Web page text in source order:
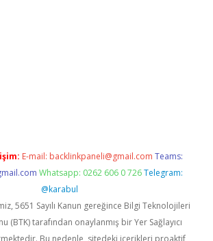
E-mail: backlinkpaneli@gmail.com Teams:
Whatsapp: 0262 606 0 726 Telegram:
@karabul
5651 Sayılı Kanun gereğince Bilgi Teknolojileri
(BTK) tarafından onaylanmış bir Yer Sağlayıcı
Bu nedenle, sitedeki içerikleri proaktif